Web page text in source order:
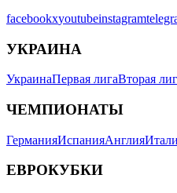
facebookxyoutubeinstagram
УКРАИНА
УкраинаПервая лигаВторая
ЧЕМПИОНАТЫ
ГерманияИспанияАнглия
ЕВРОКУБКИ